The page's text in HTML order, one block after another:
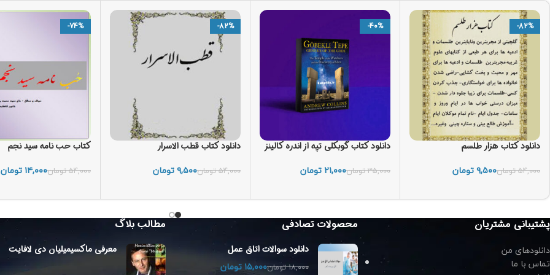
-82%
دانلود کتاب هزار طلسم
۵۴,۰۰۰تومان۹,۵۰۰تومان
-40%
دانلود کتاب گوبکلی تپه از اندره کالینز
۳۵,۰۰۰تومان۲۱,۰۰۰ تومان
-82%
دانلود کتاب قطب الاسرار
۵۴,۰۰۰تومان۹,۵۰۰تومان
-74%
کتاب حب نامه سید نجم
۵۴,۰۰۰تومان۱۴,۰۰۰ تومان
پشتیبانی مشتریان
دانلودهای من
تماس با ما
محصولات تصادفی
دانلود سوالات اتاق عمل
۱۸,۰۰۰تومان۱۵,۰۰۰ تومان
مطالب بلاگ
معرفی ماکسیمیلیان دی لافایت